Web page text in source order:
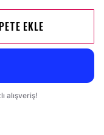
EKLE